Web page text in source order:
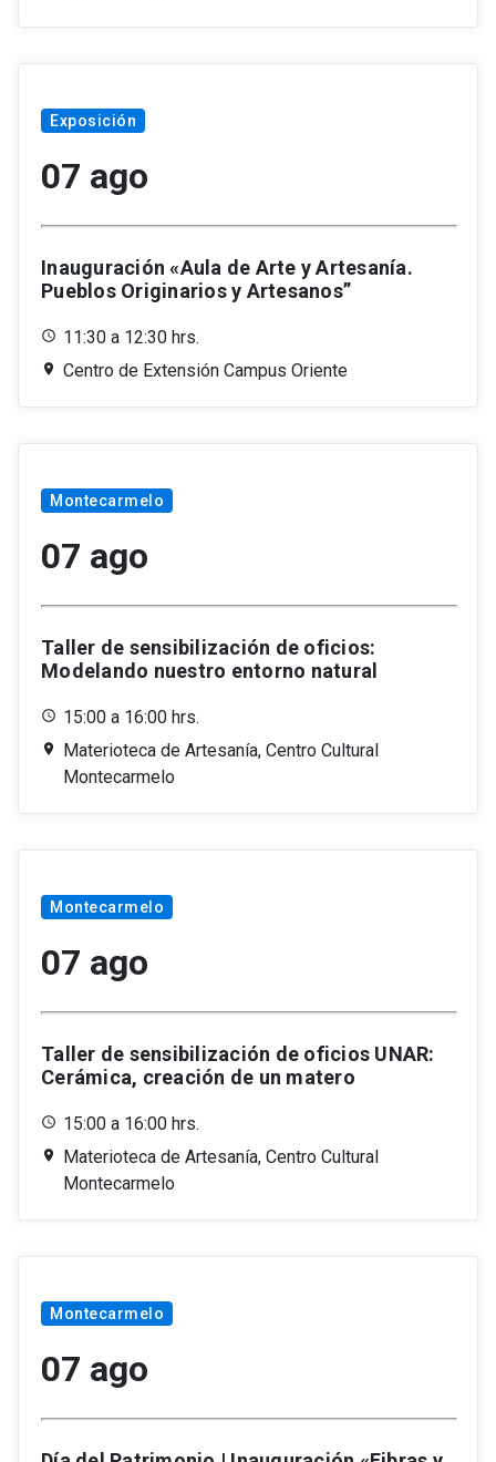
Exposición
07 ago
Inauguración «Aula de Arte y Artesanía.
Pueblos Originarios y Artesanos”
11:30 a 12:30 hrs.
Centro de Extensión Campus Oriente
Montecarmelo
07 ago
Taller de sensibilización de oficios:
Modelando nuestro entorno natural
15:00 a 16:00 hrs.
Materioteca de Artesanía, Centro Cultural
Montecarmelo
Montecarmelo
07 ago
Taller de sensibilización de oficios UNAR:
Cerámica, creación de un matero
15:00 a 16:00 hrs.
Materioteca de Artesanía, Centro Cultural
Montecarmelo
Montecarmelo
07 ago